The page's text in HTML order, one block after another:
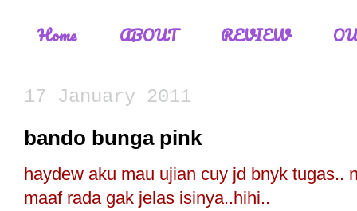
Home ABOUT REVIEW
17 January 2011
bando bunga pink
haydew aku mau ujian cuy jd bnyk tugas..
maaf rada gak jelas isinya..hihi..